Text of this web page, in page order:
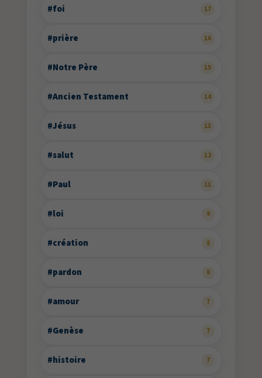
#foi 17
#prière 16
#Notre Père 15
#Ancien Testament 14
#Jésus 13
#salut 12
#Paul 11
#loi 9
#création 8
#pardon 8
#amour 7
#Genèse 7
#histoire 7